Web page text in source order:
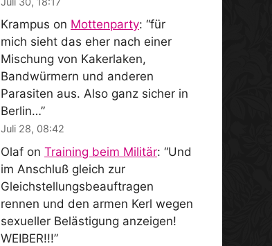
Krampus on Mottenparty: “für
mich sieht das eher nach einer
Mischung von Kakerlaken,
Bandwürmern und anderen
Parasiten aus. Also ganz sicher in
Berlin…”
Juli 28, 08:42
Olaf on Training beim Militär: “Und
im Anschluß gleich zur
Gleichstellungsbeauftragen
rennen und den armen Kerl wegen
sexueller Belästigung anzeigen!
WEIBER!!!”